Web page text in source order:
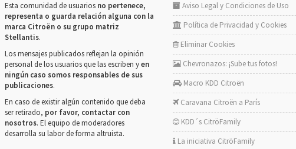
Esta comunidad de usuarios no pertenece,
representa o guarda relación alguna con la
marca Citroën o su grupo matriz
Stellantis.
Los mensajes publicados reflejan la opinión
personal de los usuarios que las escriben yen
ningún caso somos responsables de sus
publicaciones.
En caso de existir algún contenido que deba
ser retirado, por favor, contactar con
nosotros. El equipo de moderadores
desarrolla su labor de forma altruista.
Aviso Legal y Condiciones de Uso
Política de Privacidad y Cookies
Eliminar Cookies
Chevronazos: ¡Sube tus fotos!
Macro KDD Citroën
Caravana Citroën a París
KDD´s CitröFamily
La iniciativa CitröFamily